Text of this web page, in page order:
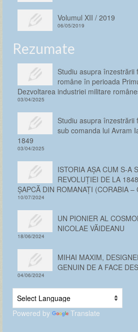
Volumul XII / 2019
06/05/2019
Rezumate
Studiu asupra înzestrării
române în perioada
Dezvoltarea industriei militare
03/04/2025
Studiu asupra înzestrării
sub comanda lui Avram
1849
03/04/2025
ISTORIA AȘA CUM S-A
REVOLUȚIEI DE LA
ȘAPCĂ DIN ROMANAȚI (CORABIA –
10/07/2024
UN PIONIER AL
NICOLAE VĂIDEANU
18/06/2024
MIHAI MAXIM,
GENUIN DE A FACE
04/06/2024
Powered by Translate